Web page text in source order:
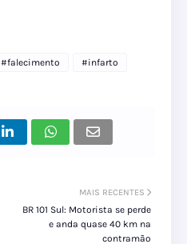
#falecimento
#infarto
MAIS RECENTES
BR 101 Sul: Motorista se perde
e anda quase 40 km na
contramão